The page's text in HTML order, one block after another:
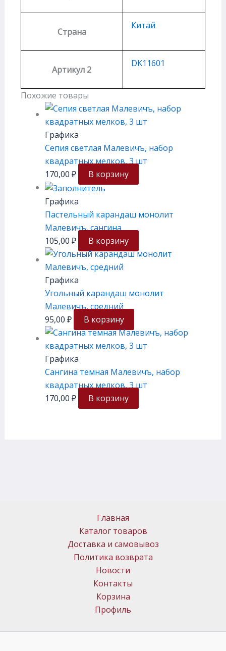
Страна
Китай
Артикул 2
DK11601
Похожие товары
Графика
Сепия светлая Малевичъ, набор
квадратных мелков, 3 шт
170,00 ₽ В корзину
Графика
Пастельный карандаш монолит
Малевичъ, сангина
105,00 ₽ В корзину
Графика
Угольный карандаш монолит
Малевичъ, средний
95,00 ₽ В корзину
Графика
Сангина темная Малевичъ, набор
квадратных мелков, 3 шт
170,00 ₽ В корзину
Главная
Каталог товаров
Доставка и самовывоз
Политика возврата
Новости
Контакты
Корзина
Профиль